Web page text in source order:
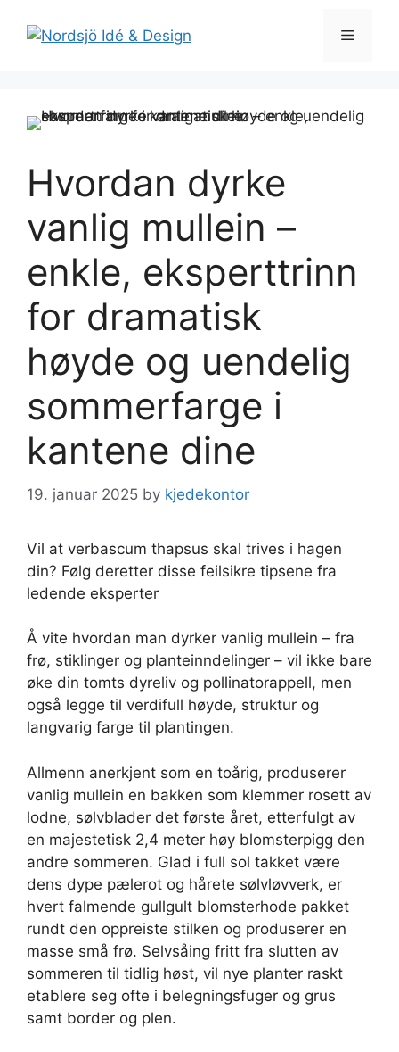
Menu
Hvordan dyrke
vanlig mullein –
enkle, eksperttrinn
for dramatisk
høyde og uendelig
sommerfarge i
kantene dine
19. januar 2025 by kjedekontor
Vil at verbascum thapsus skal trives i hagen
din? Følg deretter disse feilsikre tipsene fra
ledende eksperter
Å vite hvordan man dyrker vanlig mullein – fra
frø, stiklinger og planteinndelinger – vil ikke bare
øke din tomts dyreliv og pollinatorappell, men
også legge til verdifull høyde, struktur og
langvarig farge til plantingen.
Allmenn anerkjent som en toårig, produserer
vanlig mullein en bakken som klemmer rosett av
lodne, sølvblader det første året, etterfulgt av
en majestetisk 2,4 meter høy blomsterpigg den
andre sommeren. Glad i full sol takket være
dens dype pælerot og hårete sølvløvverk, er
hvert falmende gullgult blomsterhode pakket
rundt den oppreiste stilken og produserer en
masse små frø. Selvsåing fritt fra slutten av
sommeren til tidlig høst, vil nye planter raskt
etablere seg ofte i belegningsfuger og grus
samt border og plen.